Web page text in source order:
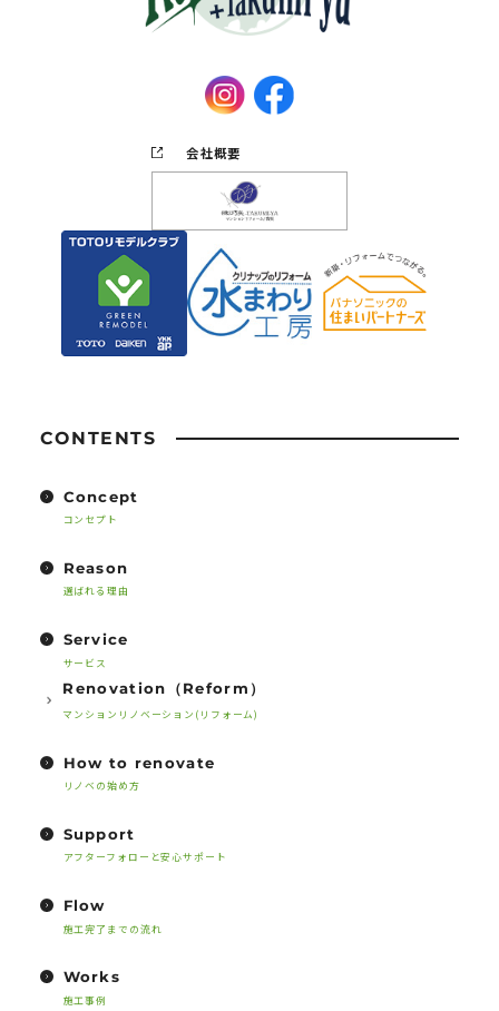
会社概要
CONTENTS
Concept
コンセプト
Reason
選ばれる理由
Service
サービス
Renovation（Reform）
マンションリノベーション(リフォーム)
How to renovate
リノベの始め方
Support
アフターフォローと安心サポート
Flow
施工完了までの流れ
Works
施工事例